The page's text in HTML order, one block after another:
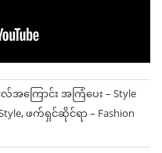
အကြောင်း အကြံပေး – Style
,ဖက်ရှင်ဆိုင်ရာ – Fashion